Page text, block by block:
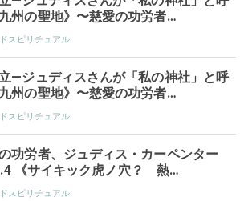
州の聖地》〜慈愛の功労者…
スピリチュアル
立―ジュディスさんが「私の神社」と呼
州の聖地》〜慈愛の功労者…
スピリチュアル
功労者、ジュディス・カーペンター
《サイキック虎ノ穴？ 熱…
スピリチュアル